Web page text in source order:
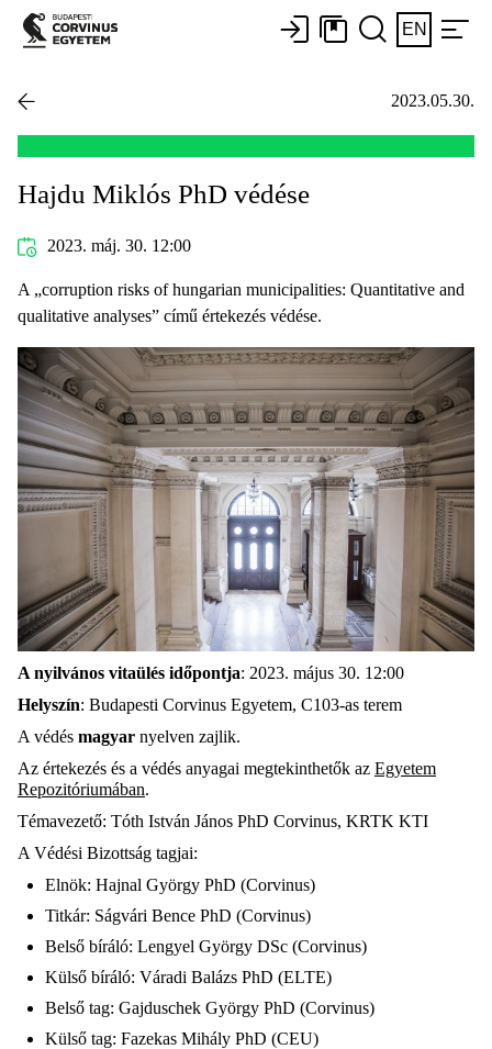
EN
2023.05.30.
Hajdu Miklós PhD védése
2023. máj. 30. 12:00
A „corruption risks of hungarian municipalities: Quantitative and
qualitative analyses” című értekezés védése.
A nyilvános vitaülés időpontja: 2023. május 30. 12:00
Helyszín: Budapesti Corvinus Egyetem, C103-as terem
A védés magyar nyelven zajlik.
Az értekezés és a védés anyagai megtekinthetők az Egyetem
Repozitóriumában.
Témavezető: Tóth István János PhD Corvinus, KRTK KTI
A Védési Bizottság tagjai:
Elnök: Hajnal György PhD (Corvinus)
Titkár: Ságvári Bence PhD (Corvinus)
Belső bíráló: Lengyel György DSc (Corvinus)
Külső bíráló: Váradi Balázs PhD (ELTE)
Belső tag: Gajduschek György PhD (Corvinus)
Külső tag: Fazekas Mihály PhD (CEU)